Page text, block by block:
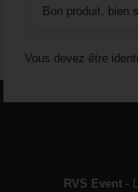
Bon produit, bien
Vous devez être
RVS Event -